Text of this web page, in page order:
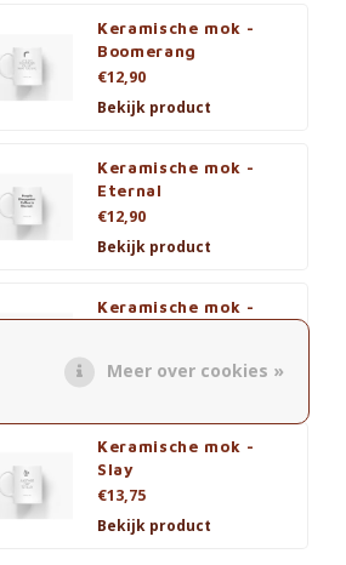
Keramische mok -
Boomerang
€12,90
Bekijk product
Keramische mok -
Eternal
€12,90
Bekijk product
Keramische mok -
Keramische mok -
Slay
€13,75
Bekijk product
Meer over cookies »